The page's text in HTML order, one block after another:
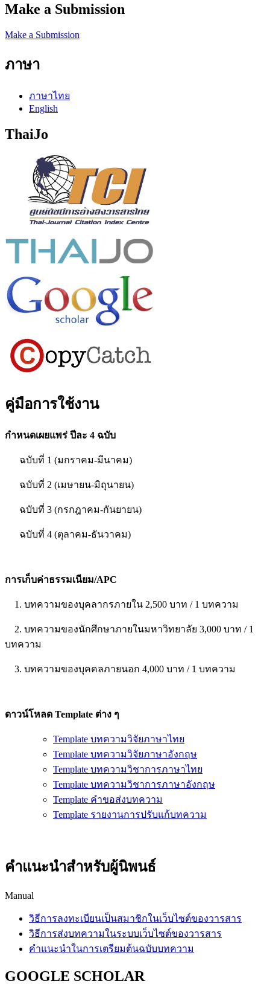
Make a Submission
Make a Submission
ภาษา
ภาษาไทย
English
ThaiJo
คู่มือการใช้งาน
กำหนดเผยแพร่ ปีละ 4 ฉบับ
ฉบับที่ 1 (มกราคม-มีนาคม)
ฉบับที่ 2 (เมษายน-มิถุนายน)
ฉบับที่ 3 (กรกฎาคม-กันยายน)
ฉบับที่ 4 (ตุลาคม-ธันวาคม)
การเก็บค่าธรรมเนียม/APC
1. บทความของบุคลากรภายใน 2,500 บาท / 1 บทความ
2. บทความของนักศึกษาภายในมหาวิทยาลัย 3,000 บาท / 1
บทความ
3. บทความของบุคคลภายนอก 4,000 บาท / 1 บทความ
ดาวน์โหลด Template ต่าง ๆ
Template บทความวิจัยภาษาไทย
Template บทความวิจัยภาษาอังกฤษ
Template บทความวิชาการภาษาไทย
Template บทความวิชาการภาษาอังกฤษ
Template คำขอส่งบทความ
Template รายงานการปรับแก้บทความ
คำแนะนำสำหรับผู้นิพนธ์
Manual
วิธีการลงทะเบียนเป็นสมาชิกในเว็บไซต์ของวารสาร
วิธีการส่งบทความในระบบเว็บไซต์ของวารสาร
คำแนะนำในการเตรียมต้นฉบับบทความ
GOOGLE SCHOLAR